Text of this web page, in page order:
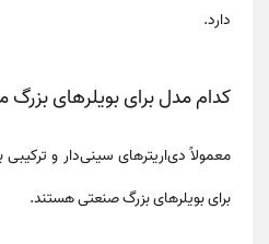
دارد.
کدام مدل برای بویلرهای
معمولاًدی‌اریترهای سینی‌دار و ترکیبی
برای بویلرهای بزرگ صنعتی هستند.